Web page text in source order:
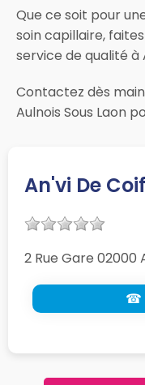
Que ce soit pour
soin capillaire,
service de qualité à
Contactez dès
Aulnois Sous Laon
An'vi De
2 Rue Gare 02000
☎